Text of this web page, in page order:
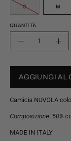
S M
QUANTITÀ
Quantità
AGGIUNGI AL
Camicia NUVOLA
Composizione: 50%
MADE IN ITALY